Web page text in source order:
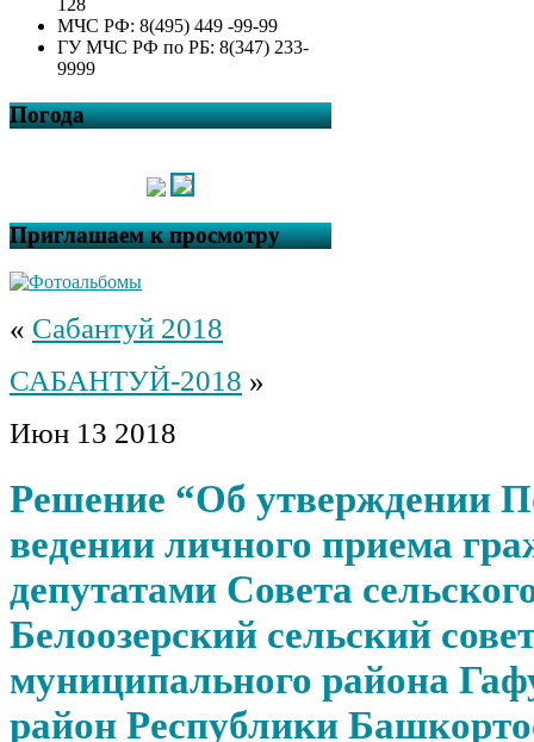
128
МЧС РФ: 8(495) 449 -99-99
ГУ МЧС РФ по РБ: 8(347) 233-
9999
Погода
Приглашаем к просмотру
« Сабантуй 2018
САБАНТУЙ-2018 »
Июн 13 2018
Решение “Об утверждении
ведении личного приема
депутатами Совета
Белоозерский сельский
муниципального района
район Республики